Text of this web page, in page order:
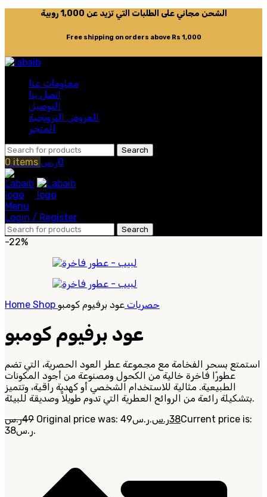
الشحن مجاني على الطلبات التي تزيد عن 1,000 روبية
Free shipping on orders above Rs 1,000
معلومات عنا
اتصل بنا
التوصيل
العروض الترويجية
المتجر
Search
0 items 0ر.س
Menu
Login / Register
Search
-22%
Home Shop حصريات عود برفيوم كومبو
عود برفيوم كومبو
استمتع بسحر الفخامة مع مجموعة عطر العود الحصرية، التي تضم
عطورًا فاخرة خالية من الكحول ومصنوعة من أجود المكونات
الطبيعية. مثالية للاستخدام الشخصي أو كهدية راقية، وتتميز
بتشكيلة رائعة من الروائح العطرية التي تدوم طويلاً وصديقة للبيئة.
49ر.س Original price was: 49ر.س. 38ر.س
Current price is:
38ر.س.